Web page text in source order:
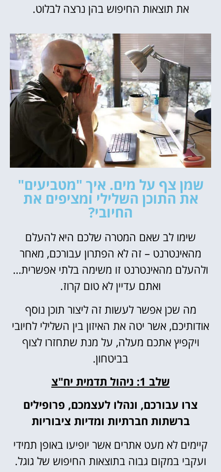
את תוצאות החיפוש בהן נרצה לבלוט.
שמן צף על מים. איך "מטביעים"
את התוכן השלילי ומציפים את
החיובי?
שימו לב שאם המטרה שלכם היא להעלם
מהאינטרנט – זה לא הפתרון עבורכם, מאחר
ולהעלם מהאינטרנט זו משימה בלתי אפשרית…
ואתם עדיין לא טום קרוז.
מה שכן אפשר לעשות זה ליצור תוכן נוסף
אודותיכם, אשר יטה את האיזון בין השלילי לחיובי
ויקפיץ אתכם מעלה, על מנת שתחזרו לצוף
בביטחון.
שלב 1: ניהול תדמית יח"צ
צרו עבורכם, ונהלו לעצמכם, פרופילים
ברשתות חברתיות ומדיות ציבוריות
קיימים לא מעט אתרים אשר יופיעו באופן תמידי
ועקבי במקום גבוה בתוצאות החיפוש של גוגל.